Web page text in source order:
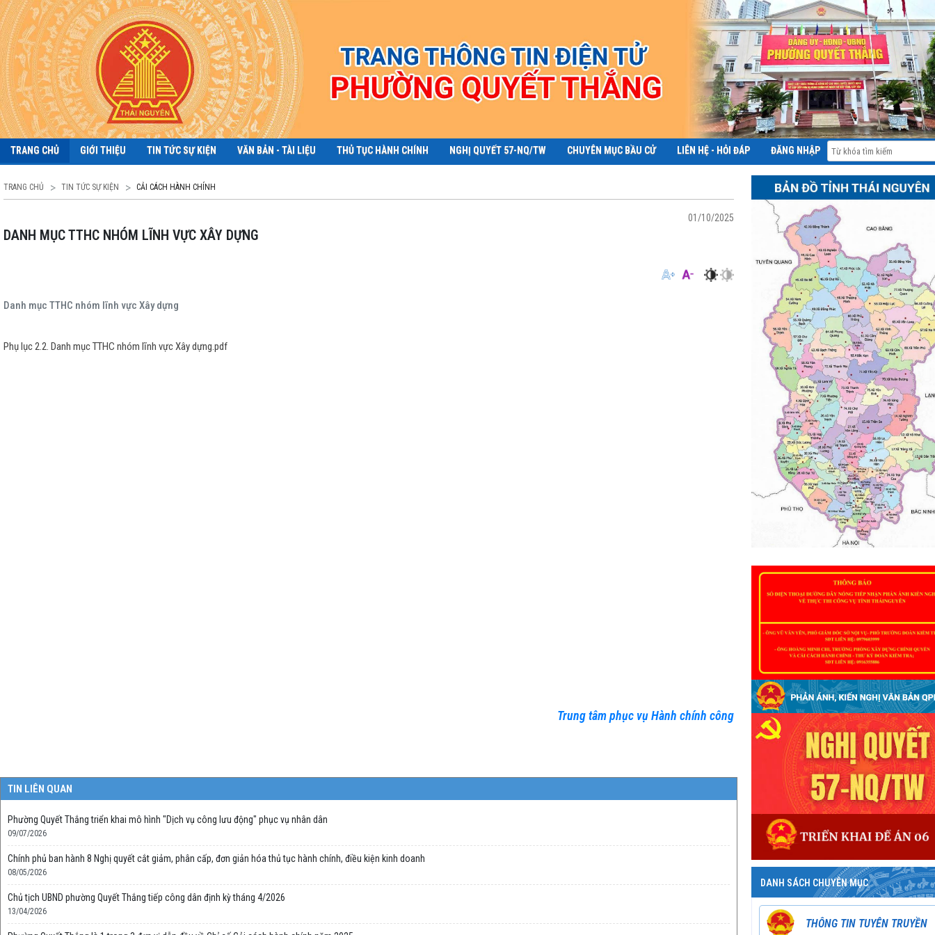
TRANG CHỦ GIỚI THIỆU TIN TỨC SỰ KIỆN VĂN BẢN - TÀI LIỆU THỦ TỤC HÀNH CHÍNH NGHỊ QUYẾT 57-NQ/TW CHUYÊN MỤC BẦU CỬ LIÊN HỆ - HỎI ĐÁP ĐĂNG NHẬP ĐỀ ÁN 06
TRANG CHỦ TIN TỨC SỰ KIỆN CẢI CÁCH HÀNH CHÍNH
01/10/2025
DANH MỤC TTHC NHÓM LĨNH VỰC XÂY DỰNG
Danh mục TTHC nhóm lĩnh vực Xây dựng
Phụ lục 2.2. Danh mục TTHC nhóm lĩnh vực Xây dựng.pdf
Trung tâm phục vụ Hành chính công
TIN LIÊN QUAN
Phường Quyết Thắng triển khai mô hình "Dịch vụ công lưu động" phục vụ nhân dân
09/07/2026
Chính phủ ban hành 8 Nghị quyết cắt giảm, phân cấp, đơn giản hóa thủ tục hành chính, điều kiện kinh doanh
08/05/2026
Chủ tịch UBND phường Quyết Thắng tiếp công dân định kỳ tháng 4/2026
13/04/2026
DANH SÁCH CHUYÊN MỤC
THÔNG TIN TUYÊN TRUYỀN